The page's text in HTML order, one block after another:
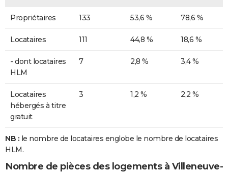
Propriétaires 133 53,6 % 78,6 %
Locataires 111 44,8 % 18,6 %
- dont locataires
HLM
7 2,8 % 3,4 %
Locataires
hébergés à titre
gratuit
3 1,2 % 2,2 %
NB : le nombre de locataires englobe le nombre de locataires
HLM.
Nombre de pièces des logements à Villeneuve-